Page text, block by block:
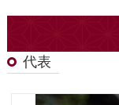
代表